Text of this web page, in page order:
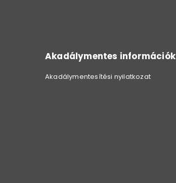
Akadálymentes információk
Akadálymentesítési nyilatkozat